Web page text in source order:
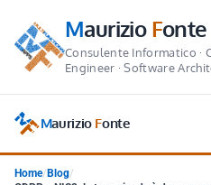
MaurizioFonte
Consulente Informatico ·
Engineer · Software
Maurizio Fonte
Home/ Blog/